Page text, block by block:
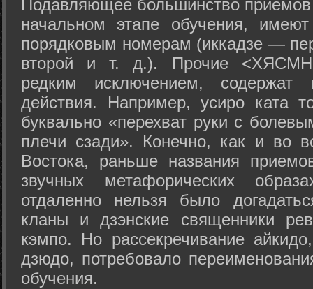
Подавляющее большинство
начальном этапе обучения,
порядковым номерам (иккадзе —
второй и т. д.). Прочие
редким исключением, содержат
действия. Например, усиро ката
буквально «перехват руки с
плечи сзади». Конечно, как и во
Востока, раньше названия
звучных метафорических
отдаленно нельзя было
кланы и дзэнские священники
кэмпо. Но рассекречивание
дзюдо, потребовало
обучения.